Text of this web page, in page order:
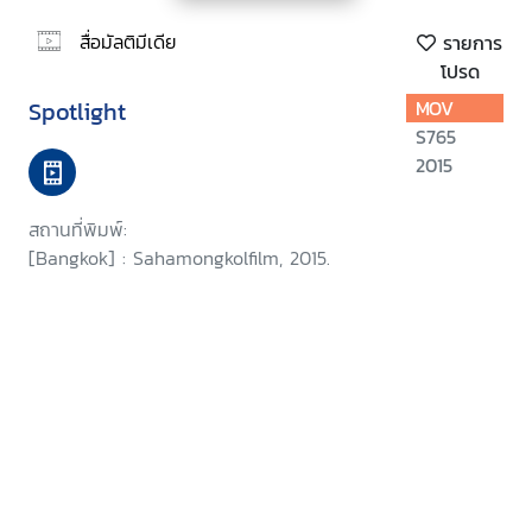
สื่อมัลติมีเดีย
รายการ
โปรด
Spotlight
สถานที่พิมพ์:
[Bangkok] : Sahamongkolfilm, 2015.
MOV
S765
2015